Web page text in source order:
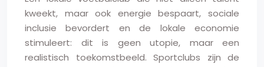
kweekt, maar ook energie bespaart, sociale
inclusie bevordert en de lokale economie
stimuleert: dit is geen utopie, maar een
realistisch toekomstbeeld. Sportclubs zijn de